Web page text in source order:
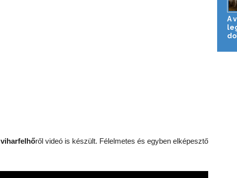
viharfelhőről videó is készült. Félelmetes és egyben elképesztő
A